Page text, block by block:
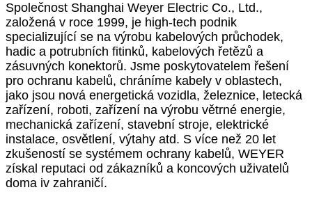
Společnost Shanghai Weyer Electric Co., Ltd.,
založená v roce 1999, je high-tech podnik
specializující se na výrobu kabelových průchodek,
hadic a potrubních fitinků, kabelových řetězů a
zásuvných konektorů. Jsme poskytovatelem řešení
pro ochranu kabelů, chráníme kabely v oblastech,
jako jsou nová energetická vozidla, železnice, letecká
zařízení, roboti, zařízení na výrobu větrné energie,
mechanická zařízení, stavební stroje, elektrické
instalace, osvětlení, výtahy atd. S více než 20 let
zkušeností se systémem ochrany kabelů, WEYER
získal reputaci od zákazníků a koncových uživatelů
doma iv zahraničí.